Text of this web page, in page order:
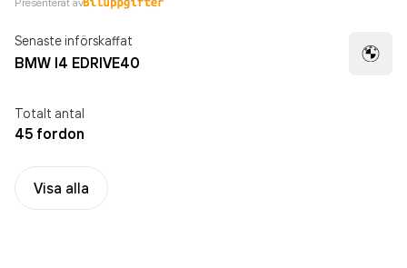
Senaste införskaffat
BMW I4 EDRIVE40
Totalt antal
45 fordon
Visa alla